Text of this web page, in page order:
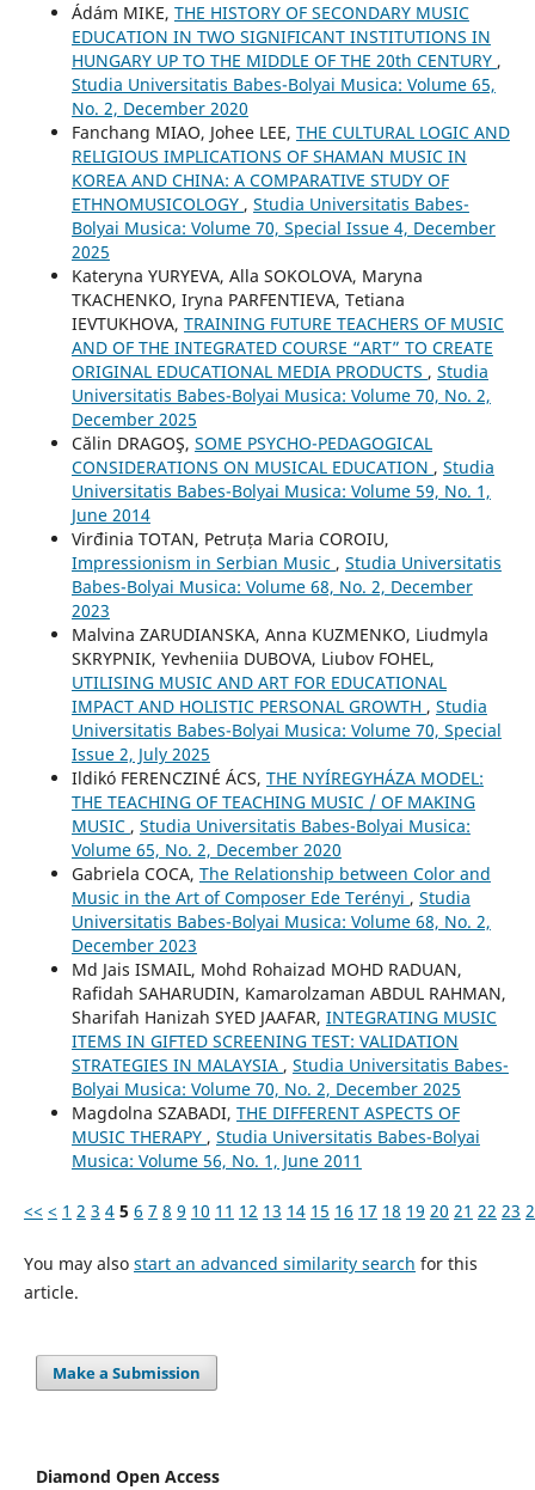
Ádám MIKE, THE HISTORY OF SECONDARY MUSIC
EDUCATION IN TWO SIGNIFICANT INSTITUTIONS IN
HUNGARY UP TO THE MIDDLE OF THE 20th CENTURY ,
Studia Universitatis Babes-Bolyai Musica: Volume 65,
No. 2, December 2020
Fanchang MIAO, Johee LEE, THE CULTURAL LOGIC AND
RELIGIOUS IMPLICATIONS OF SHAMAN MUSIC IN
KOREA AND CHINA: A COMPARATIVE STUDY OF
ETHNOMUSICOLOGY , Studia Universitatis Babes-
Bolyai Musica: Volume 70, Special Issue 4, December
2025
Kateryna YURYEVA, Alla SOKOLOVA, Maryna
TKACHENKO, Iryna PARFENTIEVA, Tetiana
IEVTUKHOVA, TRAINING FUTURE TEACHERS OF MUSIC
AND OF THE INTEGRATED COURSE “ART” TO CREATE
ORIGINAL EDUCATIONAL MEDIA PRODUCTS , Studia
Universitatis Babes-Bolyai Musica: Volume 70, No. 2,
December 2025
Călin DRAGOŞ, SOME PSYCHO-PEDAGOGICAL
CONSIDERATIONS ON MUSICAL EDUCATION , Studia
Universitatis Babes-Bolyai Musica: Volume 59, No. 1,
June 2014
Virđinia TOTAN, Petruța Maria COROIU,
Impressionism in Serbian Music , Studia Universitatis
Babes-Bolyai Musica: Volume 68, No. 2, December
2023
Malvina ZARUDIANSKA, Anna KUZMENKO, Liudmyla
SKRYPNIK, Yevheniia DUBOVA, Liubov FOHEL,
UTILISING MUSIC AND ART FOR EDUCATIONAL
IMPACT AND HOLISTIC PERSONAL GROWTH , Studia
Universitatis Babes-Bolyai Musica: Volume 70, Special
Issue 2, July 2025
Ildikó FERENCZINÉ ÁCS, THE NYÍREGYHÁZA MODEL:
THE TEACHING OF TEACHING MUSIC / OF MAKING
MUSIC , Studia Universitatis Babes-Bolyai Musica:
Volume 65, No. 2, December 2020
Gabriela COCA, The Relationship between Color and
Music in the Art of Composer Ede Terényi , Studia
Universitatis Babes-Bolyai Musica: Volume 68, No. 2,
December 2023
Md Jais ISMAIL, Mohd Rohaizad MOHD RADUAN,
Rafidah SAHARUDIN, Kamarolzaman ABDUL RAHMAN,
Sharifah Hanizah SYED JAAFAR, INTEGRATING MUSIC
ITEMS IN GIFTED SCREENING TEST: VALIDATION
STRATEGIES IN MALAYSIA , Studia Universitatis Babes-
Bolyai Musica: Volume 70, No. 2, December 2025
Magdolna SZABADI, THE DIFFERENT ASPECTS OF
MUSIC THERAPY , Studia Universitatis Babes-Bolyai
Musica: Volume 56, No. 1, June 2011
<< < 1 2 3 4 5 6 7 8 9 10 11 12 13 14 15 16 17 18 19 20 21 22 23
You may also start an advanced similarity search for this
article.
Make a Submission
Diamond Open Access